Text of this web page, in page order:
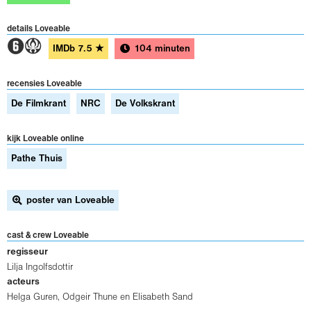
details Loveable
2A IMDb 7.5 ★ 104 minuten
recensies Loveable
De Filmkrant NRC De Volkskrant
kijk Loveable online
Pathe Thuis
poster van Loveable
cast & crew Loveable
regisseur
Lilja Ingolfsdottir
acteurs
Helga Guren, Odgeir Thune en Elisabeth Sand